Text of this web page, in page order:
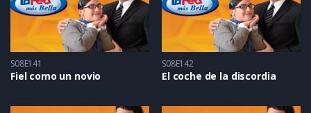
S08E141
Fiel como un novio
S08E142
El coche de la discordia